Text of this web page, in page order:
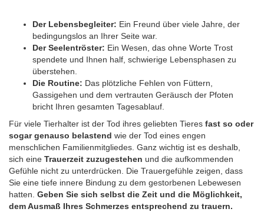
Der Lebensbegleiter: Ein Freund über viele Jahre, der
bedingungslos an Ihrer Seite war.
Der Seelentröster: Ein Wesen, das ohne Worte Trost
spendete und Ihnen half, schwierige Lebensphasen zu
überstehen.
Die Routine: Das plötzliche Fehlen von Füttern,
Gassigehen und dem vertrauten Geräusch der Pfoten
bricht Ihren gesamten Tagesablauf.
Für viele Tierhalter ist der Tod ihres geliebten Tieres fast so oder
sogar genauso belastend wie der Tod eines engen
menschlichen Familienmitgliedes. Ganz wichtig ist es deshalb,
sich eine Trauerzeit zuzugestehen und die aufkommenden
Gefühle nicht zu unterdrücken. Die Trauergefühle zeigen, dass
Sie eine tiefe innere Bindung zu dem gestorbenen Lebewesen
hatten. Geben Sie sich selbst die Zeit und die Möglichkeit,
dem Ausmaß Ihres Schmerzes entsprechend zu trauern.